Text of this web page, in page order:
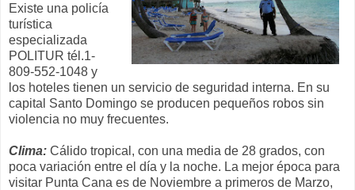
Existe una policía
turística
especializada
POLITUR tél.1-
809-552-1048 y
los hoteles tienen un servicio de seguridad interna. En su
capital Santo Domingo se producen pequeños robos sin
violencia no muy frecuentes.
Clima: Cálido tropical, con una media de 28 grados, con
poca variación entre el día y la noche. La mejor época para
visitar Punta Cana es de Noviembre a primeros de Marzo,